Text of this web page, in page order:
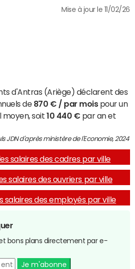
Mise à jour le 11/02/26
d'Antras (Ariège) déclarent des
de 870 € / par moispour un
moyen, soit10 440 € par an et
JDN d'après ministère de l'Economie, 2024
salaires des cadres par ville
salaires des ouvriers par ville
salaires des employés par ville
bons plans directement par e-
Je m'abonne